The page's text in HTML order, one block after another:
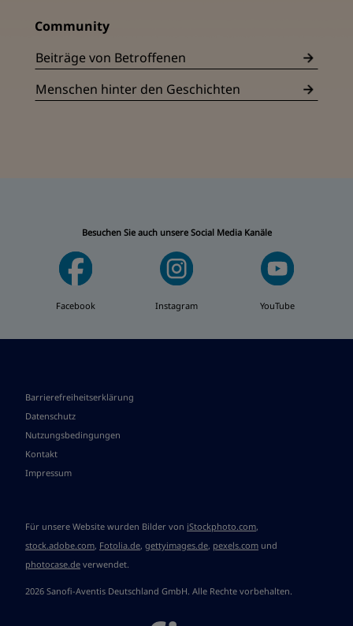
Community
Beiträge von Betroffenen
Menschen hinter den Geschichten
Besuchen Sie auch unsere Social Media Kanäle
Facebook Instagram YouTube
Barrierefreiheitserklärung
Datenschutz
Nutzungsbedingungen
Kontakt
Impressum
Für unsere Website wurden Bilder von iStockphoto.com,
stock.adobe.com, Fotolia.de, gettyimages.de, pexels.com und
photocase.de verwendet.
2026 Sanofi-Aventis Deutschland GmbH. Alle Rechte vorbehalten.